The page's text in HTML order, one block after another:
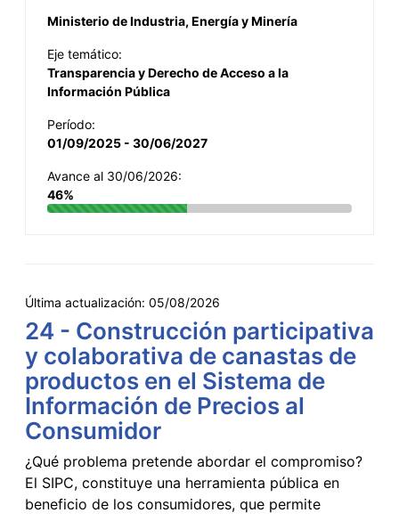
Ministerio de Industria, Energía y Minería
Eje temático:
Transparencia y Derecho de Acceso a la
Información Pública
Período:
01/09/2025 - 30/06/2027
Avance al 30/06/2026:
46%
Última actualización: 05/08/2026
24 - Construcción participativa
y colaborativa de canastas de
productos en el Sistema de
Información de Precios al
Consumidor
¿Qué problema pretende abordar el compromiso?
El SIPC, constituye una herramienta pública en
beneficio de los consumidores, que permite